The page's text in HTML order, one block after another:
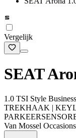
Vergelijk
SEAT
1.0 TSI Style
TREKHAAK |
Van Mossel